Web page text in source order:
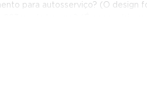
para autosserviço? (O
de 281kg? (O piso deve estar